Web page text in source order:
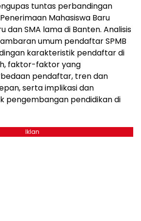
tuntas perbandingan
Mahasiswa Baru
dan SMA lama di Banten. Analisis
umum pendaftar SPMB
karakteristik pendaftar di
faktor-faktor yang
pendaftar, tren dan
serta implikasi dan
pengembangan pendidikan di
Iklan